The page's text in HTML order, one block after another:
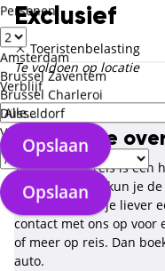
Personen
Verblijf
Verzorgingstype
Opslaan
Amsterdam
Brussel Zaventem
Brussel Charleroi
Düsseldorf
Opslaan
Exclusief
Toeristenbelasting
Te voldoen op locatie
Informatie
Tijdens deze reis is een
klein). Hiermee kun je
ontdekken. Wil je liever
contact met ons op voor
of meer op reis. Dan
auto.